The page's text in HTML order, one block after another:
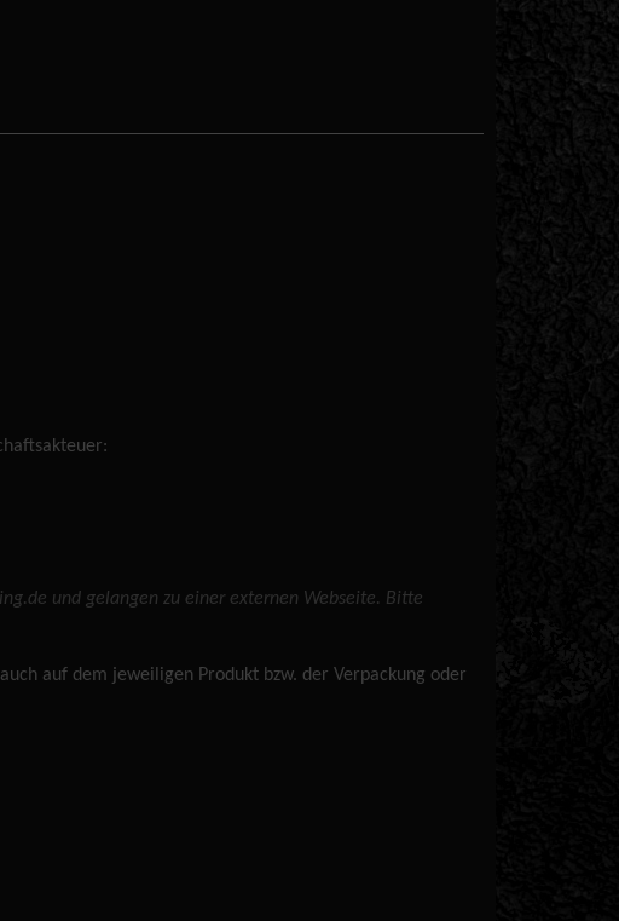
und gelangen zu einer externen Webseite. Bitte
auf dem jeweiligen Produkt bzw. der Verpackung oder